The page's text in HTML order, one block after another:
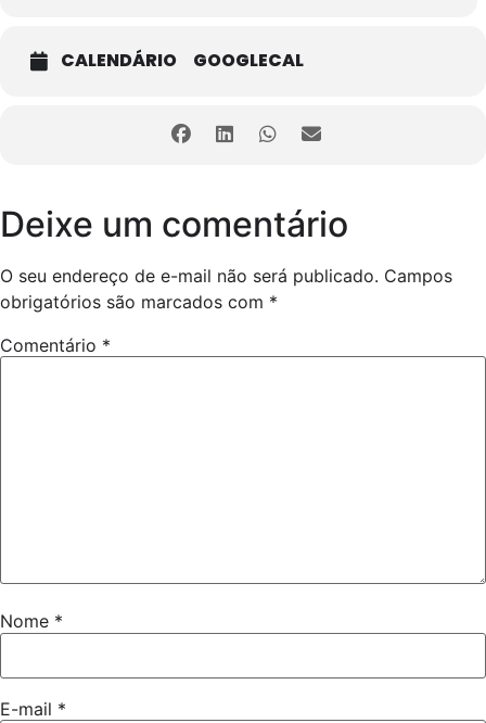
CALENDÁRIO GOOGLECAL
Deixe um comentário
O seu endereço de e-mail não será publicado. Campos
obrigatórios são marcados com *
Comentário *
Nome *
E-mail *